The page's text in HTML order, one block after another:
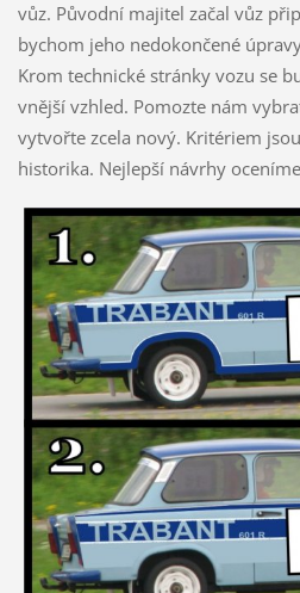
vůz. Původní majitel začal vůz
bychom jeho nedokončené
Krom technické stránky vozu se
vnější vzhled. Pomozte nám
vytvořte zcela nový. Kritériem
historika. Nejlepší návrhy